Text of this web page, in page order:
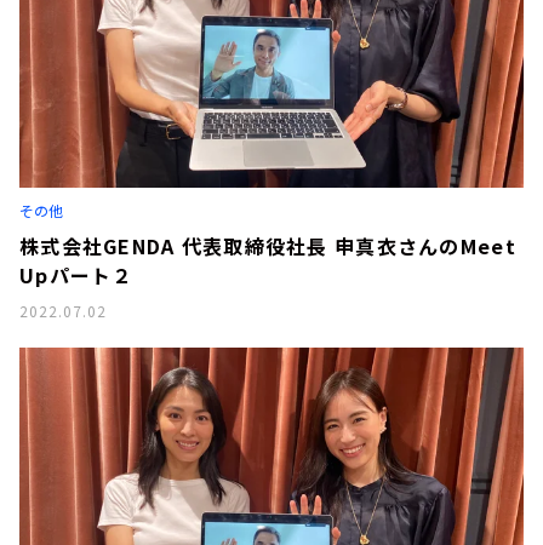
その他
株式会社GENDA 代表取締役社長 申真衣さんのMeet
Upパート２
2022.07.02